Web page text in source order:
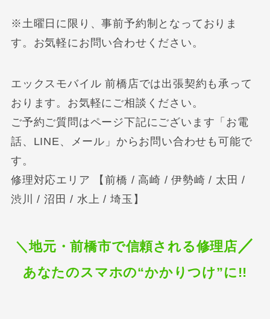
※土曜日に限り、事前予約制となっておりま
す。お気軽にお問い合わせください。
エックスモバイル 前橋店では出張契約も承って
おります。お気軽にご相談ください。
ご予約ご質問はページ下記にございます「お電
話、LINE、メール」からお問い合わせも可能で
す。
修理対応エリア 【前橋 / 高崎 / 伊勢崎 / 太田 /
渋川 / 沼田 / 水上 / 埼玉】
＼地元・前橋市で信頼される修理店 ／
あなたのスマホの“かかりつけ”に!!